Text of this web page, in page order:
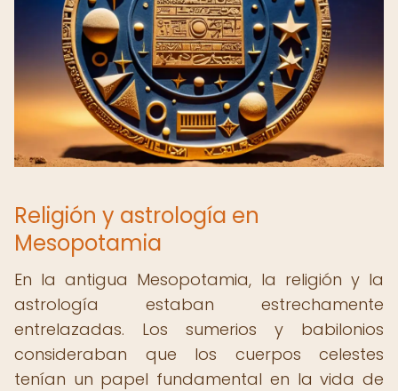
Religión y astrología en
Mesopotamia
En la antigua Mesopotamia, la religión y la
astrología estaban estrechamente
entrelazadas. Los sumerios y babilonios
consideraban que los cuerpos celestes
tenían un papel fundamental en la vida de